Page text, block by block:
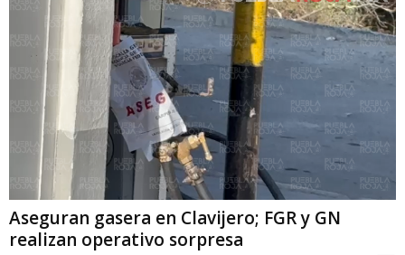
Aseguran gasera en Clavijero; FGR y GN
realizan operativo sorpresa